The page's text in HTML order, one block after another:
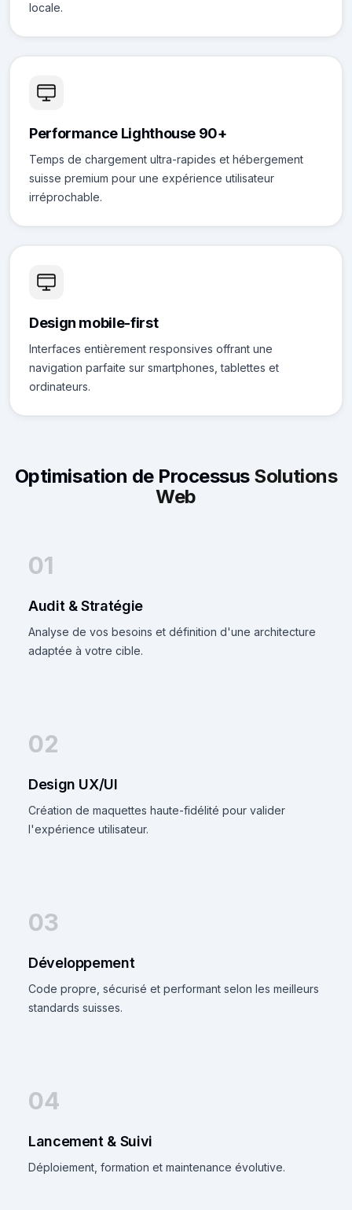
locale.
Performance Lighthouse 90+
Temps de chargement ultra-rapides et hébergement
suisse premium pour une expérience utilisateur
irréprochable.
Design mobile-first
Interfaces entièrement responsives offrant une
navigation parfaite sur smartphones, tablettes et
ordinateurs.
Optimisation de Processus Solutions
Web
01
Audit & Stratégie
Analyse de vos besoins et définition d'une architecture
adaptée à votre cible.
02
Design UX/UI
Création de maquettes haute-fidélité pour valider
l'expérience utilisateur.
03
Développement
Code propre, sécurisé et performant selon les meilleurs
standards suisses.
04
Lancement & Suivi
Déploiement, formation et maintenance évolutive.